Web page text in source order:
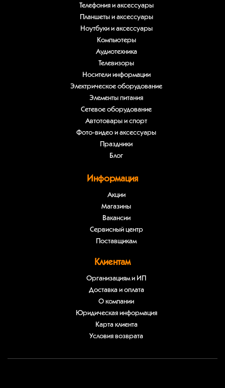
Телефония и аксессуары
Планшеты и аксессуары
Ноутбуки и аксессуары
Компьютеры
Аудиотехника
Телевизоры
Носители информации
Электрическое оборудование
Элементы питания
Сетевое оборудование
Автотовары и спорт
Фото-видео и аксессуары
Праздники
Блог
Информация
Акции
Магазины
Вакансии
Сервисный центр
Поставщикам
Клиентам
Организациям и ИП
Доставка и оплата
О компании
Юридическая информация
Карта клиента
Условия возврата